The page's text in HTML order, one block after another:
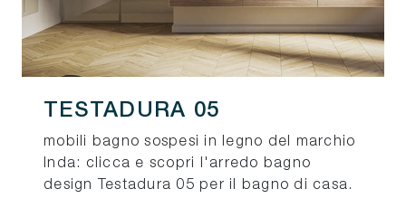
TESTADURA 05
mobili bagno sospesi in legno del marchio
Inda: clicca e scopri l'arredo bagno
design Testadura 05 per il bagno di casa.